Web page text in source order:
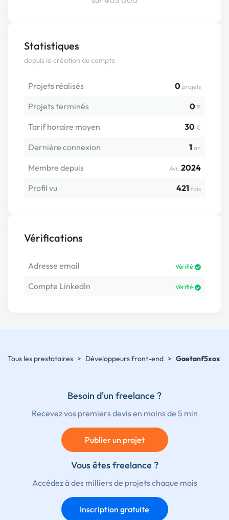
Statistiques
depuis la création du compte
Projets réalisés 0 projets
Projets terminés 0 %
Tarif horaire moyen 30 €
Dernière connexion 1 an
Membre depuis Avr. 2024
Profil vu
421 fois
Vérifications
Adresse email Vérifié
Compte LinkedIn Vérifié
Tous les prestataires > Développeurs front-end > Gaetanf5xox
Besoin d'un freelance ?
Recevez vos premiers devis en moins de 5 min
Publier un projet
Vous êtes freelance ?
Accédez à des milliers de projets chaque mois
Inscription gratuite